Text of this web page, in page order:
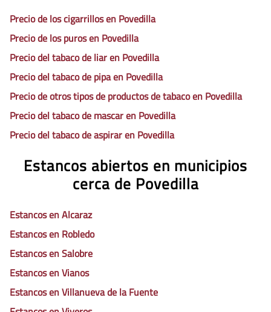
Precio de los cigarrillos en Povedilla
Precio de los puros en Povedilla
Precio del tabaco de liar en Povedilla
Precio del tabaco de pipa en Povedilla
Precio de otros tipos de productos de tabaco en Povedilla
Precio del tabaco de mascar en Povedilla
Precio del tabaco de aspirar en Povedilla
Estancos abiertos en municipios
cerca de Povedilla
Estancos en Alcaraz
Estancos en Robledo
Estancos en Salobre
Estancos en Vianos
Estancos en Villanueva de la Fuente